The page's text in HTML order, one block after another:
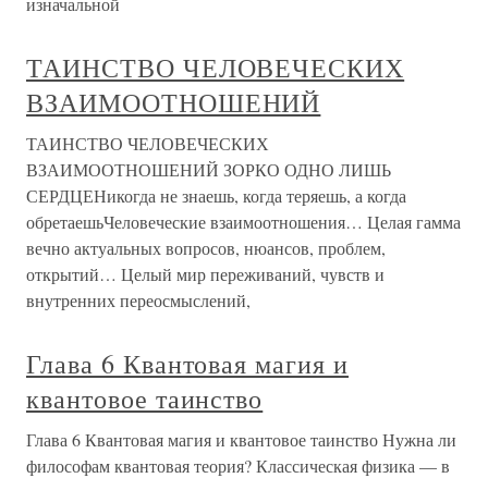
ТАИНСТВО ЧЕЛОВЕЧЕСКИХ
ВЗАИМООТНОШЕНИЙ
ТАИНСТВО ЧЕЛОВЕЧЕСКИХ
ВЗАИМООТНОШЕНИЙ ЗОРКО ОДНО ЛИШЬ
СЕРДЦЕНикогда не знаешь, когда теряешь, а когда
обретаешьЧеловеческие взаимоотношения… Целая гамма
вечно актуальных вопросов, нюансов, проблем,
открытий… Целый мир переживаний, чувств и
внутренних переосмыслений,
Глава 6 Квантовая магия и
квантовое таинство
Глава 6 Квантовая магия и квантовое таинство Нужна ли
философам квантовая теория? Классическая физика — в